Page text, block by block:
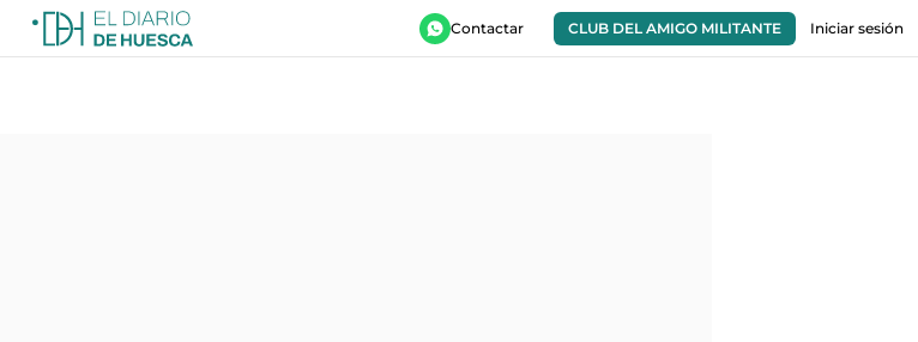
Contactar CLUB DEL AMIGO MILITANTE Iniciar sesión